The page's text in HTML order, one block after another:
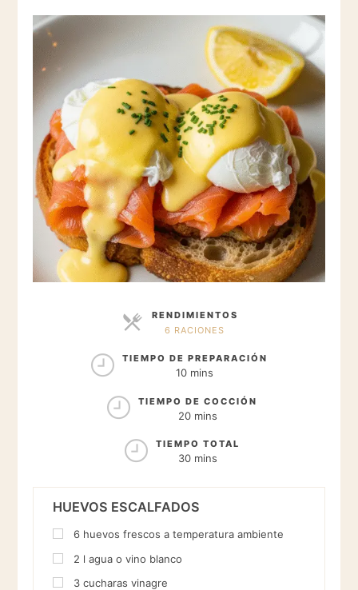
RENDIMIENTOS
6 RACIONES
TIEMPO DE PREPARACIÓN
10 mins
TIEMPO DE COCCIÓN
20 mins
TIEMPO TOTAL
30 mins
HUEVOS ESCALFADOS
6 huevos frescos a temperatura ambiente
2 l agua o vino blanco
3 cucharas vinagre